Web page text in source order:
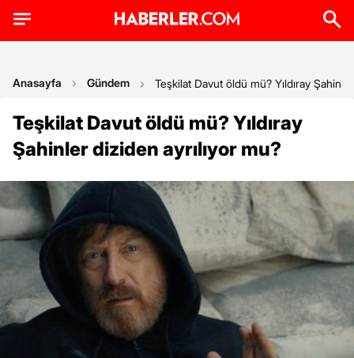
Anasayfa Gündem Teşkilat Davut öldü mü? Yıldıray
Teşkilat Davut öldü mü? Yıldıray
Şahinler diziden ayrılıyor mu?